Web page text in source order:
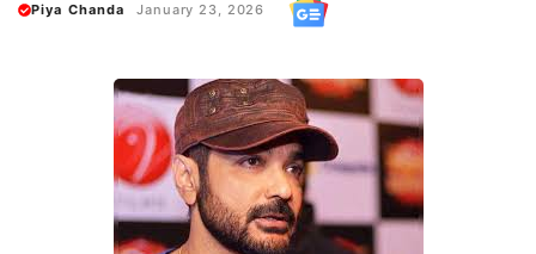
Piya Chanda January 23, 2026